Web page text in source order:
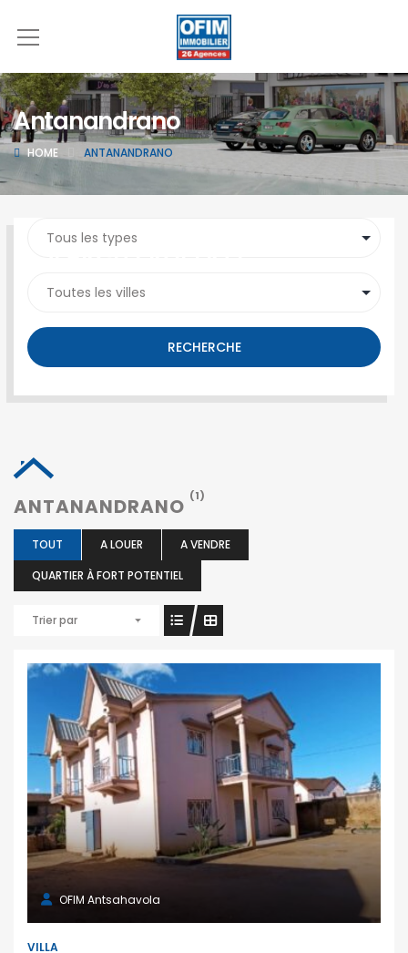
Antanandrano
HOME ANTANANDRANO
SEARCH PROPERTY
RECHERCHE
ANTANANDRANO (1)
TOUT A LOUER
A VENDRE
QUARTIER À FORT POTENTIEL
Trier par
OFIM Antsahavola
VILLA